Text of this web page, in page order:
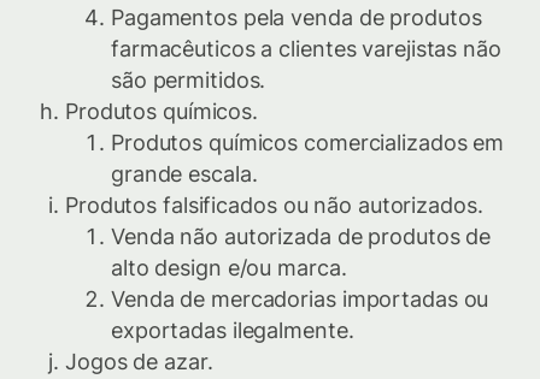
Pagamentos pela venda de produtos
farmacêuticos a clientes varejistas não
são permitidos.
Produtos químicos.
Produtos químicos comercializados em
grande escala.
Produtos falsificados ou não autorizados.
Venda não autorizada de produtos de
alto design e/ou marca.
Venda de mercadorias importadas ou
exportadas ilegalmente.
Jogos de azar.